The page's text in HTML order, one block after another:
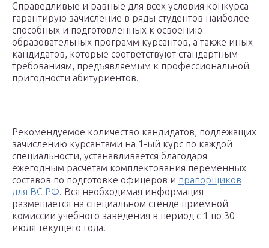
Справедливые и равные для всех условия конкурса
гарантирую зачисление в ряды студентов наиболее
способных и подготовленных к освоению
образовательных программ курсантов, а также иных
кандидатов, которые соответствуют стандартным
требованиям, предъявляемым к профессиональной
пригодности абитуриентов.
Рекомендуемое количество кандидатов, подлежащих
зачислению курсантами на 1-ый курс по каждой
специальности, устанавливается благодаря
ежегодным расчетам комплектования переменных
составов по подготовке офицеров и прапорщиков
для ВС РФ. Вся необходимая информация
размещается на специальном стенде приемной
комиссии учебного заведения в период с 1 по 30
июля текущего года.